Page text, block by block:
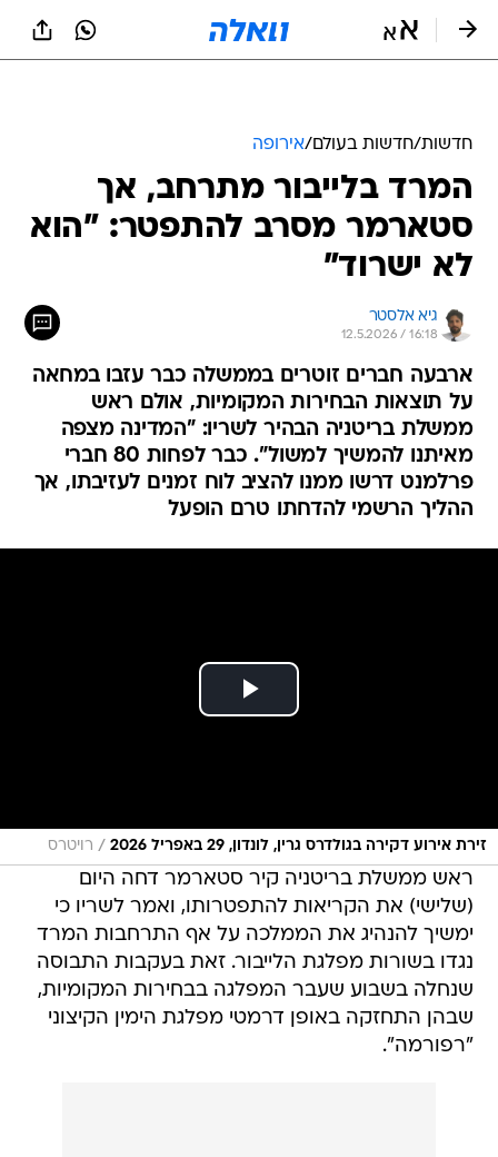
חדשות/חדשות בעולם/אירופה
המרד בלייבור מתרחב, אך
סטארמר מסרב להתפטר: "הוא
לא ישרוד"
גיא אלסטר
12.5.2026 / 16:18
ארבעה חברים זוטרים בממשלה כבר עזבו במחאה
על תוצאות הבחירות המקומיות, אולם ראש
ממשלת בריטניה הבהיר לשריו: "המדינה מצפה
מאיתנו להמשיך למשול". כבר לפחות 80 חברי
פרלמנט דרשו ממנו להציב לוח זמנים לעזיבתו, אך
ההליך הרשמי להדחתו טרם הופעל
זירת אירוע דקירה בגולדרס גרין, לונדון, 29 באפריל 2026 / רויטרס
ראש ממשלת בריטניה קיר סטארמר דחה היום
(שלישי) את הקריאות להתפטרותו, ואמר לשריו כי
ימשיך להנהיג את הממלכה על אף התרחבות המרד
נגדו בשורות מפלגת הלייבור. זאת בעקבות התבוסה
שנחלה בשבוע שעבר המפלגה בבחירות המקומיות,
שבהן התחזקה באופן דרמטי מפלגת הימין הקיצוני
"רפורמה".